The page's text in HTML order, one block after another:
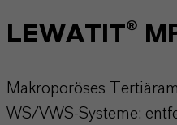
LEWATIT®
Makroporöses
WS/VWS-Systeme: